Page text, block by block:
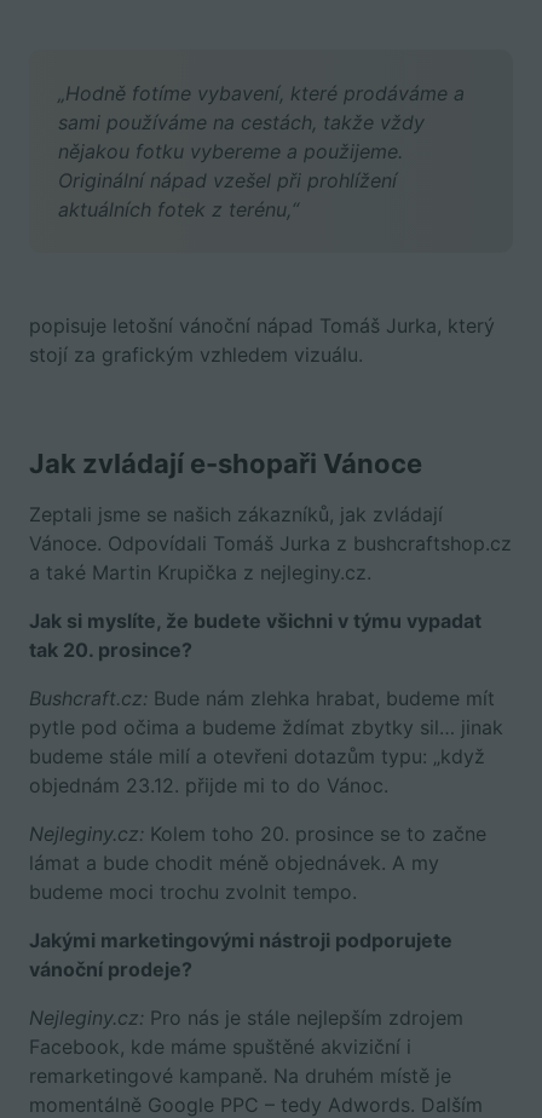
„Hodně fotíme vybavení, které prodáváme a
sami používáme na cestách, takže vždy
nějakou fotku vybereme a použijeme.
Originální nápad vzešel při prohlížení
aktuálních fotek z terénu,“
popisuje letošní vánoční nápad Tomáš Jurka, který
stojí za grafickým vzhledem vizuálu.
Jak zvládají e-shopaři Vánoce
Zeptali jsme se našich zákazníků, jak zvládají
Vánoce. Odpovídali Tomáš Jurka z bushcraftshop.cz
a také Martin Krupička z nejleginy.cz.
Jak si myslíte, že budete všichni v týmu vypadat
tak 20. prosince?
Bushcraft.cz: Bude nám zlehka hrabat, budeme mít
pytle pod očima a budeme ždímat zbytky sil… jinak
budeme stále milí a otevřeni dotazům typu: „když
objednám 23.12. přijde mi to do Vánoc.
Nejleginy.cz: Kolem toho 20. prosince se to začne
lámat a bude chodit méně objednávek. A my
budeme moci trochu zvolnit tempo.
Jakými marketingovými nástroji podporujete
vánoční prodeje?
Nejleginy.cz: Pro nás je stále nejlepším zdrojem
Facebook, kde máme spuštěné akviziční i
remarketingové kampaně. Na druhém místě je
momentálně Google PPC – tedy Adwords. Dalším